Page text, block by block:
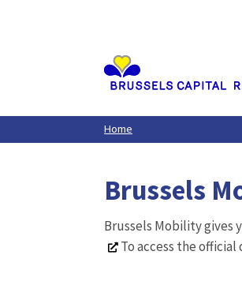
Home
Brussels
Brussels Mobility gives
To access the